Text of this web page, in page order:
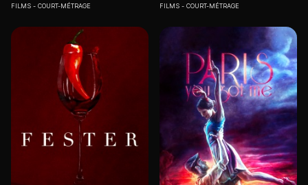
FILMS COURT-MÉTRAGE FILMS COURT-MÉTRAGE